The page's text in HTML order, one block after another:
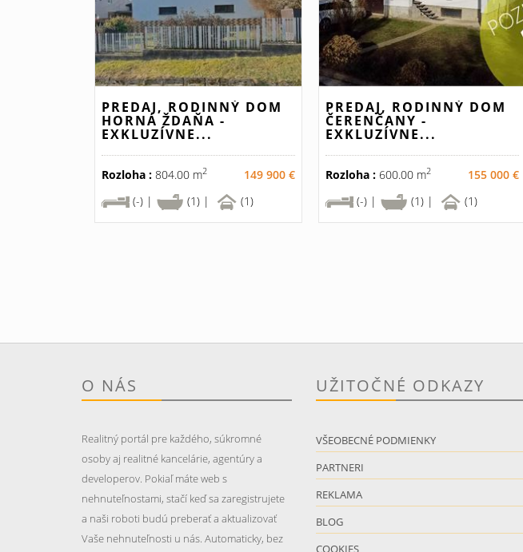
PREDAJ, RODINNÝ DOM
HORNÁ ŽDAŇA -
EXKLUZÍVNE...
Rozloha : 804.00 m2
149 900 €
(-) |
(1) | (1)
PREDAJ, RODINNÝ DOM
ČERENČANY -
EXKLUZÍVNE...
Rozloha :600.00 m2
155 000 €
(-) |
(1) | (1)
O NÁS
Realitný portál pre každého, súkromné
osoby aj realitné kancelárie, agentúry a
developerov. Pokiaľ máte web s
nehnuteľnostami, stačí keď sa zaregistrujete
a naši roboti budú preberať a aktualizovať
Vaše nehnuteľnosti u nás. Automaticky, bez
UŽITOČNÉ ODKAZY
VŠEOBECNÉ PODMIENKY
PARTNERI
REKLAMA
BLOG
COOKIES